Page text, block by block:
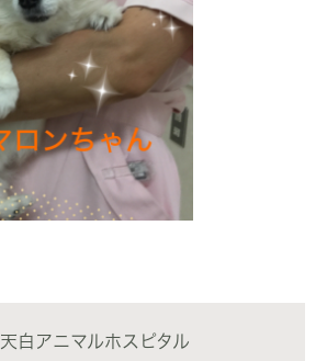
天白アニマルホスピタル